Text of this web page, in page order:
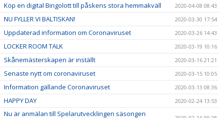
Köp en digital Bingolott till påskens stora hemmakväll 2020-04-08 08:43
NU FYLLER VI BALTISKAN! 2020-03-30 17:54
Uppdaterad information om Coronaviruset 2020-03-26 14:43
LOCKER ROOM TALK 2020-03-19 10:16
Skånemästerskapen är inställt 2020-03-16 21:21
Senaste nytt om coronaviruset 2020-03-15 10:05
Information gällande Coronaviruset 2020-03-13 08:36
HAPPY DAY 2020-02-24 13:53
Nu är anmälan till Spelarutvecklingen säsongen